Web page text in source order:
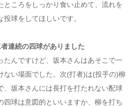
ところをしっかり食い止めて、流れを
球をしてほしいです。
連続の四球がありました
たんですけど、坂本さんはあそこで一
ない場面でした。次(打者)は(投手の)柳
、坂本さんには長打を打たれない配球
四球は意図的といいますか、柳を打ち